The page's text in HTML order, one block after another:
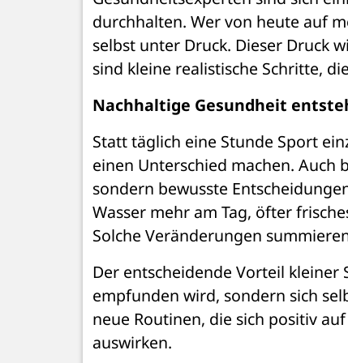
durchhalten. Wer von heute auf
selbst unter Druck. Dieser Druck
sind kleine realistische Schritte,
Nachhaltige Gesundheit
Statt täglich eine Stunde Sport
einen Unterschied machen.
sondern bewusste
Wasser mehr am Tag, öfter
Solche Veränderungen
Der entscheidende Vorteil kleiner
empfunden wird, sondern sich
neue Routinen, die sich positiv
auswirken.